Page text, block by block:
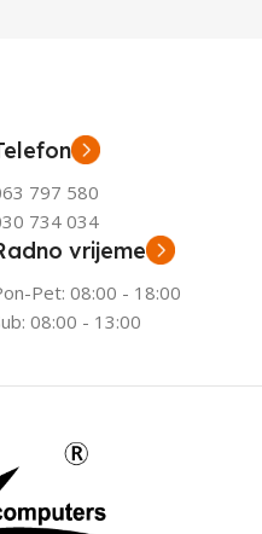
797 580
734 034
vrijeme
Pet: 08:00 - 18:00
08:00 - 13:00